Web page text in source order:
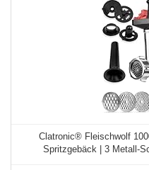
Clatronic® Fleischwolf
Spritzgebäck | 3 Metall-